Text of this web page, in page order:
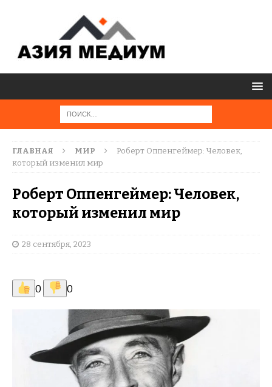
ГЛАВНАЯ МИР
Роберт Оппенгеймер: Человек,
который изменил мир
Роберт Оппенгеймер: Человек,
который изменил мир
28 сентября, 2023
0 0